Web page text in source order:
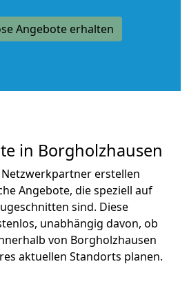
Angebote erhalten
in Borgholzhausen
erstellen
Angebote, die speziell auf
sind. Diese
unabhängig davon, ob
von Borgholzhausen
aktuellen Standorts planen.